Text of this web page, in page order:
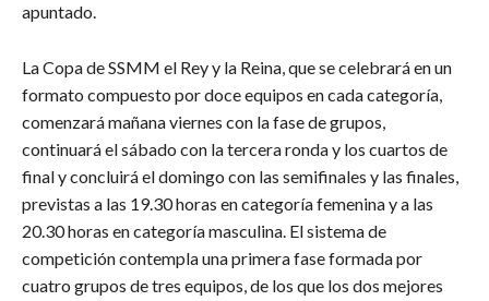
apuntado.
La Copa de SSMM el Rey y la Reina, que se celebrará en un
formato compuesto por doce equipos en cada categoría,
comenzará mañana viernes con la fase de grupos,
continuará el sábado con la tercera ronda y los cuartos de
final y concluirá el domingo con las semifinales y las finales,
previstas a las 19.30 horas en categoría femenina y a las
20.30 horas en categoría masculina. El sistema de
competición contempla una primera fase formada por
cuatro grupos de tres equipos, de los que los dos mejores